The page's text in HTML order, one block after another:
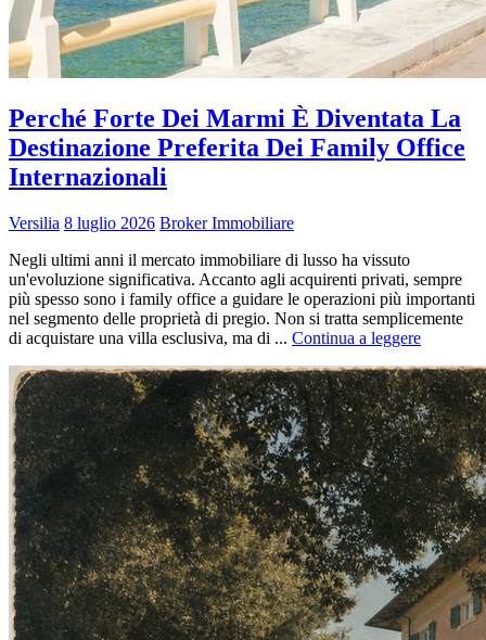
Perché Forte Dei Marmi È Diventata La
Destinazione Preferita Dei Family Office
Internazionali
Versilia 8 luglio 2026 Broker Immobiliare
Negli ultimi anni il mercato immobiliare di lusso ha vissuto
un'evoluzione significativa. Accanto agli acquirenti privati, sempre
più spesso sono i family office a guidare le operazioni più importanti
nel segmento delle proprietà di pregio. Non si tratta semplicemente
di acquistare una villa esclusiva, ma di ... Continua a leggere